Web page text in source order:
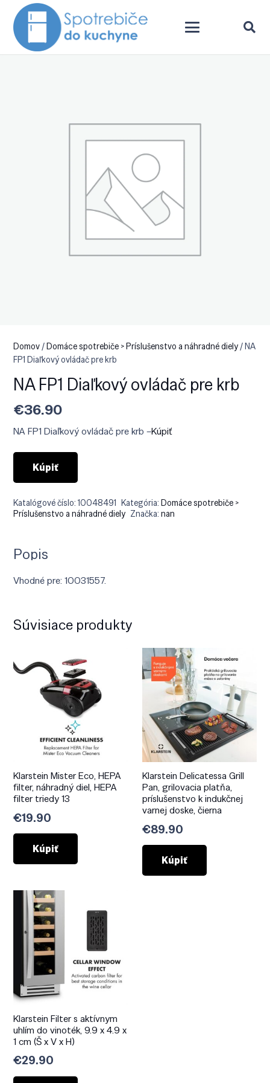
Domov/Domáce spotrebiče > Príslušenstvo a náhradné diely/ NA
FP1 Diaľkový ovládač pre krb
NA FP1 Diaľkový ovládač pre krb
€36.90
NA FP1 Diaľkový ovládač pre krb –Kúpiť
Kúpiť
Katalógové číslo:10048491 Kategória:Domáce spotrebiče >
Príslušenstvo a náhradné diely Značka:nan
Popis
Vhodné pre: 10031557.
Súvisiace produkty
Klarstein Mister Eco, HEPA
filter, náhradný diel, HEPA
filter triedy 13
€19.90
Kúpiť
Klarstein Delicatessa Grill
Pan, grilovacia platňa,
príslušenstvo k indukčnej
varnej doske, čierna
€89.90
Kúpiť
Klarstein Filter s aktívnym
uhlím do vinoték, 9.9 x 4.9 x
1 cm (Š x V x H)
€29.90